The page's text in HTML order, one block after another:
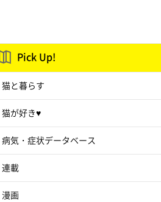
Pick Up!
猫と暮らす
猫が好き♥
病気・症状データベース
連載
漫画